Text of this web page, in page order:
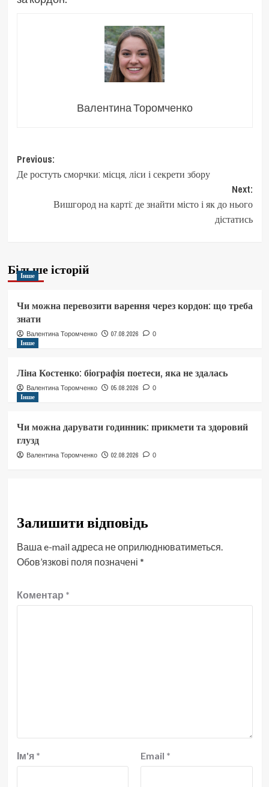
Валентина Торомченко
Post
navigation
Previous:
Де ростуть сморчки: місця, ліси і секрети збору
Next:
Вишгород на карті: де знайти місто і як до нього
дістатись
Більше історій
Інше
Чи можна перевозити варення через кордон: що треба
знати
Валентина Торомченко 07.08.2026 0
Інше
Ліна Костенко: біографія поетеси, яка не здалась
Валентина Торомченко 05.08.2026 0
Інше
Чи можна дарувати годинник: прикмети та здоровий
глузд
Валентина Торомченко 02.08.2026 0
Залишити відповідь
Ваша e-mail адреса не оприлюднюватиметься.
Обов’язкові поля позначені *
Коментар *
Ім'я * Email *